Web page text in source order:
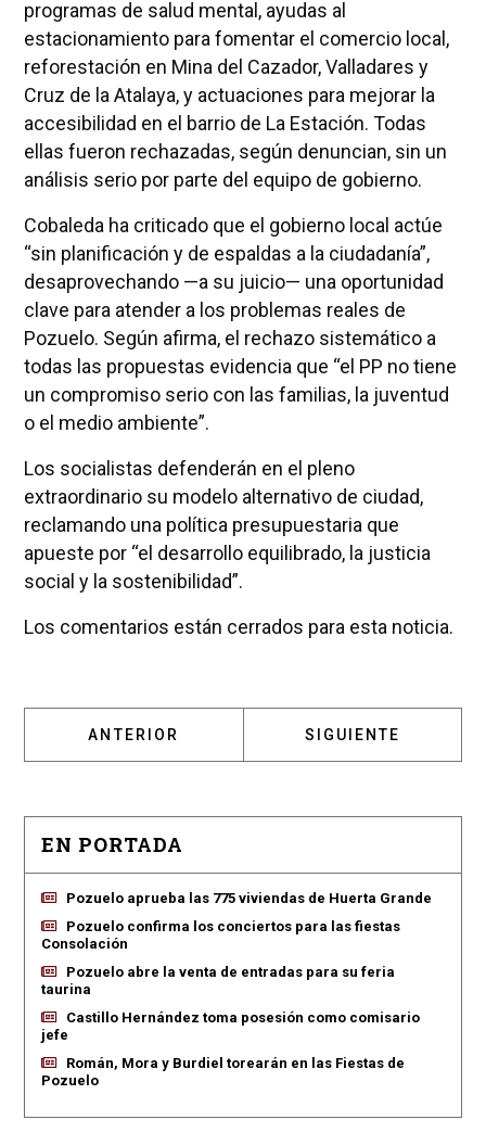
programas de salud mental, ayudas al
estacionamiento para fomentar el comercio local,
reforestación en Mina del Cazador, Valladares y
Cruz de la Atalaya, y actuaciones para mejorar la
accesibilidad en el barrio de La Estación. Todas
ellas fueron rechazadas, según denuncian, sin un
análisis serio por parte del equipo de gobierno.
Cobaleda ha criticado que el gobierno local actúe
“sin planificación y de espaldas a la ciudadanía”,
desaprovechando —a su juicio— una oportunidad
clave para atender a los problemas reales de
Pozuelo. Según afirma, el rechazo sistemático a
todas las propuestas evidencia que “el PP no tiene
un compromiso serio con las familias, la juventud
o el medio ambiente”.
Los socialistas defenderán en el pleno
extraordinario su modelo alternativo de ciudad,
reclamando una política presupuestaria que
apueste por “el desarrollo equilibrado, la justicia
social y la sostenibilidad”.
Los comentarios están cerrados para esta noticia.
ARTÍCULO ANTERIOR: EL PSOE CRITICA LA
ANTERIOR ARTÍCULO
SIGUIENTE
EN PORTADA
Pozuelo aprueba las 775 viviendas de Huerta Grande
Pozuelo confirma los conciertos para las fiestas
Consolación
Pozuelo abre la venta de entradas para su feria
taurina
Castillo Hernández toma posesión como comisario
jefe
Román, Mora y Burdiel torearán en las Fiestas de
Pozuelo